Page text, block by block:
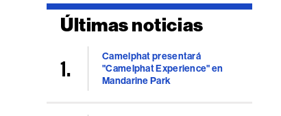
Últimas noticias
Camelphat presentará
"Camelphat Experience" en
Mandarine Park